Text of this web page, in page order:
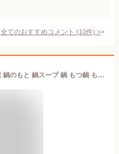
全てのおすすめコメント (10件) >
博多もつ鍋スープ しょうゆ味 鍋の素 鍋のもと 鍋スープ 鍋 もつ鍋 もつ鍋スープ もつ 牛もつ しょうゆ味 ダイショー